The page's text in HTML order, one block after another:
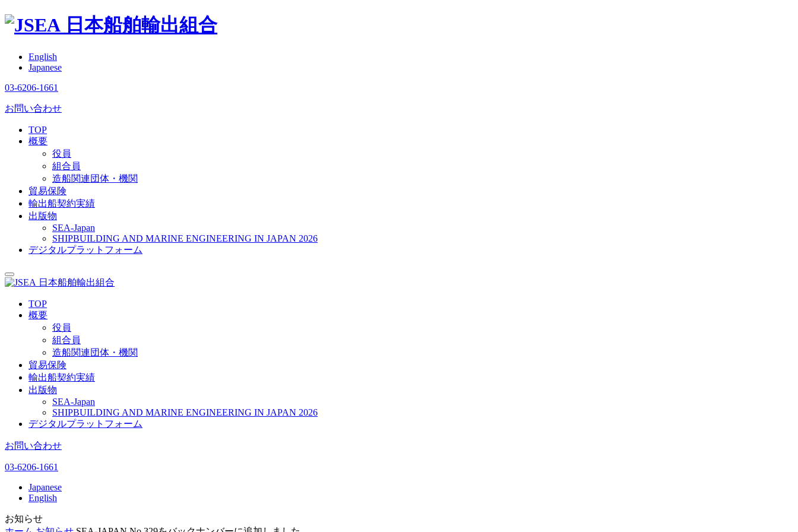
日本船舶輸出組合
English
Japanese
03-6206-1661
お問い合わせ
TOP
概要
役員
組合員
造船関連団体・機関
貿易保険
輸出船契約実績
出版物
SEA-Japan
SHIPBUILDING AND MARINE ENGINEERING IN JAPAN 2026
デジタルプラットフォーム
日本船舶輸出組合
TOP
概要
役員
組合員
造船関連団体・機関
貿易保険
輸出船契約実績
出版物
SEA-Japan
SHIPBUILDING AND MARINE ENGINEERING IN JAPAN 2026
デジタルプラットフォーム
お問い合わせ
03-6206-1661
Japanese
English
お知らせ